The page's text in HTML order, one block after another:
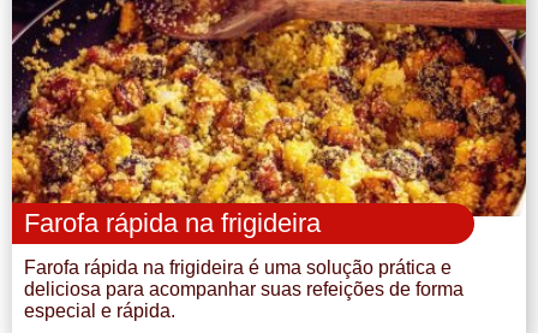
Farofa rápida na frigideira
Farofa rápida na frigideira é uma solução prática e
deliciosa para acompanhar suas refeições de forma
especial e rápida.